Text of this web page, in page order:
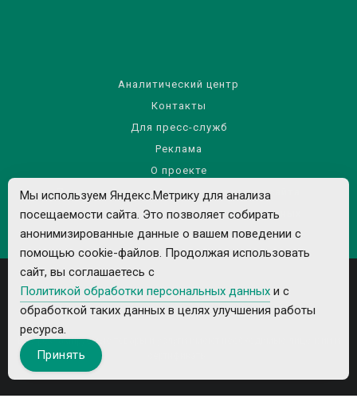
Аналитический центр
Контакты
Для пресс-служб
Реклама
О проекте
Правила использования материалов сайта
Политика обработки персональных данных
Все рекламируемые товары и услуги имеют необходимые лицензии и
Мы используем Яндекс.Метрику для анализа
посещаемости сайта. Это позволяет собирать
анонимизированные данные о вашем поведении с
помощью cookie-файлов. Продолжая использовать
сайт, вы соглашаетесь с
Политикой обработки персональных данных и с
обработкой таких данных в целях улучшения работы
ресурса.
Принять